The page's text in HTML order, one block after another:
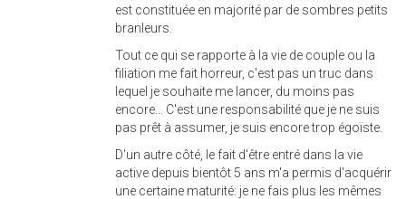
est constituée en majorité par de sombres petits
branleurs.
Tout ce qui se rapporte à la vie de couple ou la
filiation me fait horreur, c'est pas un truc dans
lequel je souhaite me lancer, du moins pas
encore... C'est une responsabilité que je ne suis
pas prêt à assumer, je suis encore trop égoïste.
D'un autre côté, le fait d'être entré dans la vie
active depuis bientôt 5 ans m'a permis d'acquérir
une certaine maturité: je ne fais plus les mêmes